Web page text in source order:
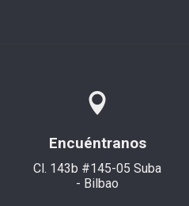
Encuéntranos
Cl. 143b #145-05 Suba
- Bilbao